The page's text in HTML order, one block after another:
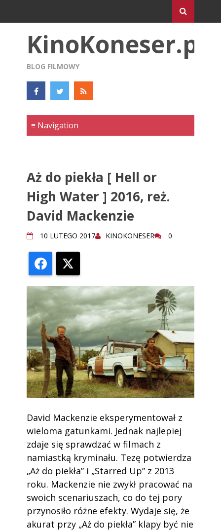
KinoKoneser.pl
BLOG FILMOWY
Aż do piekła [ Hell or
High Water ] 2016, reż.
David Mackenzie
10 LUTEGO 2017 KINOKONESER 0
Facebook
David Mackenzie eksperymentował z
wieloma gatunkami. Jednak najlepiej
zdaje się sprawdzać w filmach z
namiastką kryminału. Tezę potwierdza
„Aż do piekła” i „Starred Up” z 2013
roku. Mackenzie nie zwykł pracować na
swoich scenariuszach, co do tej pory
przynosiło różne efekty. Wydaje się, że
akurat przy „Aż do piekła” klapy być nie